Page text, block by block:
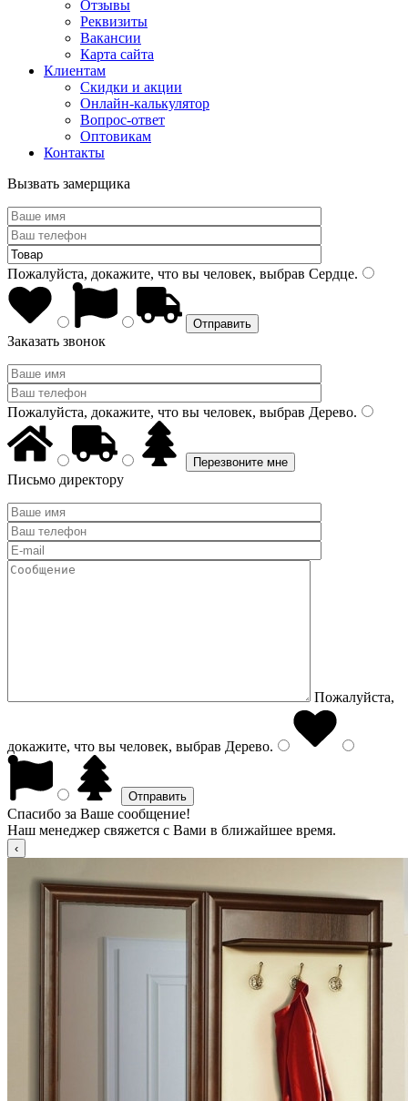
Отзывы
Реквизиты
Вакансии
Карта сайта
Клиентам
Скидки и акции
Онлайн-калькулятор
Вопрос-ответ
Оптовикам
Контакты
Вызвать замерщика
Пожалуйста, докажите, что вы человек, выбрав Сердце.
Заказать звонок
Пожалуйста, докажите, что вы человек, выбрав Дерево.
Письмо директору
Пожалуйста,
докажите, что вы человек, выбрав Дерево.
Спасибо за Ваше сообщение!
Наш менеджер свяжется с Вами в ближайшее время.